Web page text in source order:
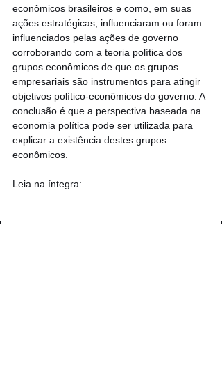
econômicos brasileiros e como, em suas
ações estratégicas, influenciaram ou foram
influenciados pelas ações de governo
corroborando com a teoria política dos
grupos econômicos de que os grupos
empresariais são instrumentos para atingir
objetivos político-econômicos do governo. A
conclusão é que a perspectiva baseada na
economia política pode ser utilizada para
explicar a existência destes grupos
econômicos.
Leia na íntegra: